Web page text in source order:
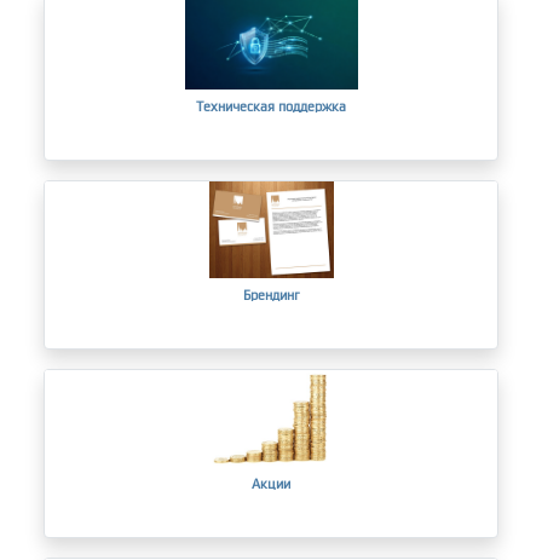
Техническая поддержка
Брендинг
Акции